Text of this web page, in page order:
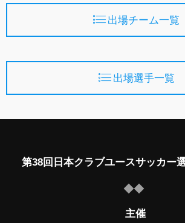
出場チーム一覧
出場選手一覧
第38回日本クラブユースサッカー
主催